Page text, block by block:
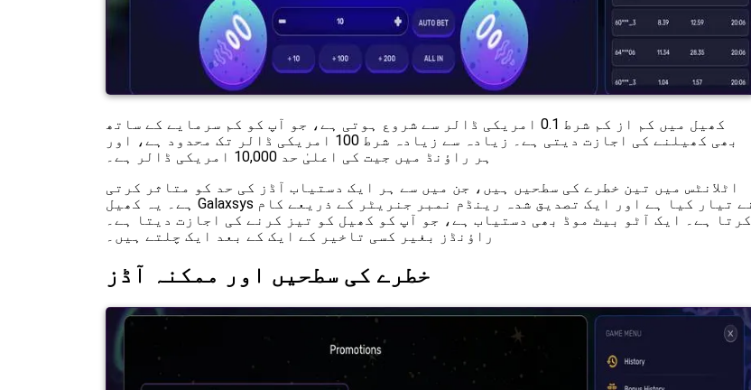
کھیل میں کم از کم شرط 0.1 امریکی ڈالر سے شروع ہوتی ہے، جو آپ کو کم سرمایے کے ساتھ
بھی کھیلنے کی اجازت دیتی ہے۔ زیادہ سے زیادہ شرط 100 امریکی ڈالر تک محدود ہے، اور
ہر راؤنڈ میں جیت کی اعلیٰ حد 10,000 امریکی ڈالر ہے۔
اٹلانٹس میں تین خطرے کی سطحیں ہیں، جن میں سے ہر ایک دستیاب آڈز کی حد کو متاثر کرتی
ہے۔ یہ کھیل Galaxsys نے تیار کیا ہے اور ایک تصدیق شدہ رینڈم نمبر جنریٹر کے ذریعے کام
کرتا ہے۔ ایک آٹو بیٹ موڈ بھی دستیاب ہے، جو آپ کو کھیل کو تیز کرنے کی اجازت دیتا ہے۔
راؤنڈز بغیر کسی تاخیر کے ایک کے بعد ایک چلتے ہیں۔
خطرے کی سطحیں اور ممکنہ آڈز